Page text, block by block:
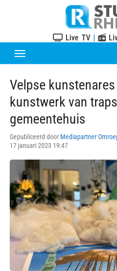
Live TV |
Velpse
kunstwerk van
gemeentehuis
Gepubliceerd door Mediapartner
17 januari 2023 19:47